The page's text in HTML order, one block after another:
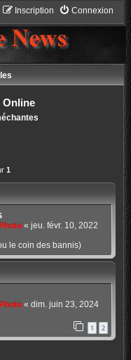
Connexion
Inscription
Online
1
« jeu. févr. 10, 2022
le coin des bannis)
« dim. juin 23, 2024
1 2